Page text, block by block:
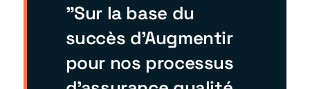
"Sur la base du
succès d'Augmentir
pour nos processus